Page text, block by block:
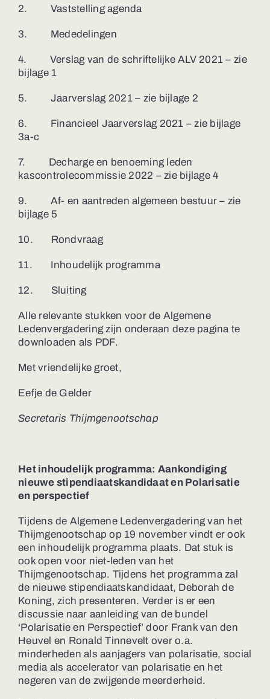
2. Vaststelling agenda
3. Mededelingen
4. Verslag van de schriftelijke ALV 2021 – zie
bijlage 1
5. Jaarverslag 2021 – zie bijlage 2
6. Financieel Jaarverslag 2021 – zie bijlage
3a-c
7. Decharge en benoeming leden
kascontrolecommissie 2022 – zie bijlage 4
9. Af- en aantreden algemeen bestuur – zie
bijlage 5
10. Rondvraag
11. Inhoudelijk programma
12. Sluiting
Alle relevante stukken voor de Algemene
Ledenvergadering zijn onderaan deze pagina te
downloaden als PDF.
Met vriendelijke groet,
Eefje de Gelder
Secretaris Thijmgenootschap
Het inhoudelijk programma: Aankondiging
nieuwe stipendiaatskandidaat en Polarisatie
en perspectief
Tijdens de Algemene Ledenvergadering van het
Thijmgenootschap op 19 november vindt er ook
een inhoudelijk programma plaats. Dat stuk is
ook open voor niet-leden van het
Thijmgenootschap. Tijdens het programma zal
de nieuwe stipendiaatskandidaat, Deborah de
Koning, zich presenteren. Verder is er een
discussie naar aanleiding van de bundel
‘Polarisatie en Perspectief’ door Frank van den
Heuvel en Ronald Tinnevelt over o.a.
minderheden als aanjagers van polarisatie, social
media als accelerator van polarisatie en het
negeren van de zwijgende meerderheid.